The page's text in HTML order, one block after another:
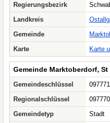
Regierungsbezirk
Landkreis
Gemeinde
Karte
Karte
Gemeinde Marktoberdorf, St
Gemeindeschlüssel
Regionalschlüssel
Gemeindetyp
Stadt